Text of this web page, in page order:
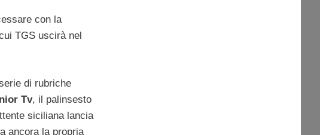
con la
TGS uscirà nel
di rubriche
Tv, il palinsesto
siciliana lancia
ancora la propria